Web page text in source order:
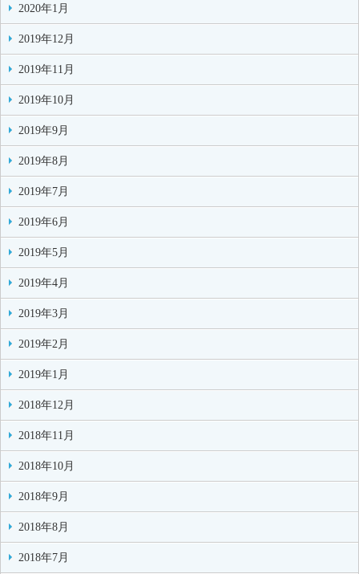
2020年1月
2019年12月
2019年11月
2019年10月
2019年9月
2019年8月
2019年7月
2019年6月
2019年5月
2019年4月
2019年3月
2019年2月
2019年1月
2018年12月
2018年11月
2018年10月
2018年9月
2018年8月
2018年7月